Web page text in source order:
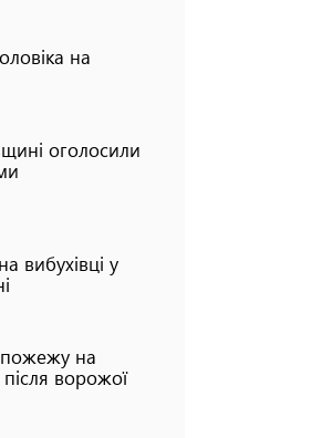
на
оголосили
вибухівці у
пожежу на
ворожої